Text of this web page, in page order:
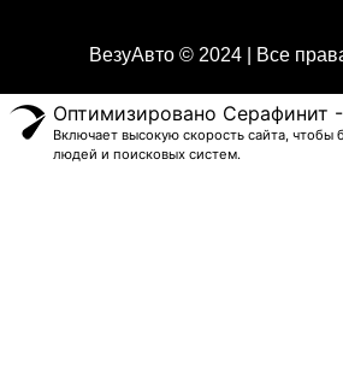
ВезуАвто © 2024 | Все
Оптимизировано Серафинит
Включает высокую скорость сайта,
людей и поисковых систем.